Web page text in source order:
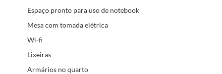
Espaço pronto para uso de notebook
Mesa com tomada elétrica
Wi-fi
Lixeiras
Armários no quarto